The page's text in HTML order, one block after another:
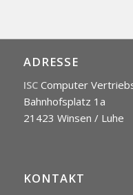
ADRESSE
ISCComputer
Bahnhofsplatz 1a
21423 Winsen / Luhe
KONTAKT